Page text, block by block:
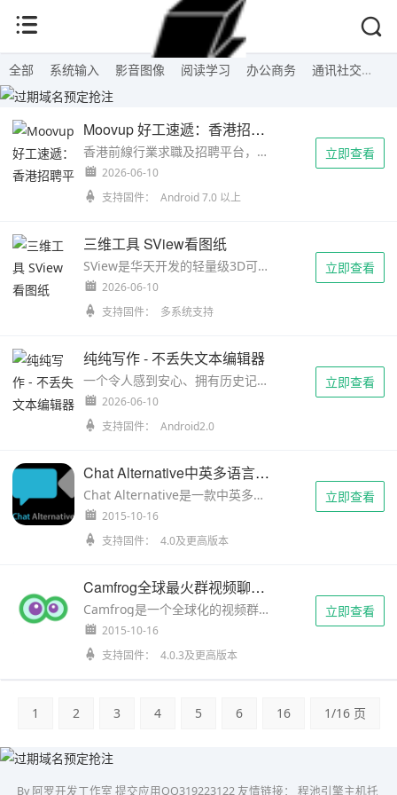
全部 系统输入 影音图像 阅读学习 办公商务 通讯社交
Moovup 好工速遞：香港招聘平台
香港前線行業求職及招聘平台，涵蓋16種行業範圍，集齊全港唔同前線好工， 全職兼職任你揀，幫助大家尋找下個工作可能! 簡單使用指示及步驟，詳盡
2026-06-10
支持固件： Android 7.0 以上
立即查看
三维工具 SView看图纸
SView是华天开发的轻量级3D可视化技术平台，经过十多年的发展，在航天、航空、船舶、汽车、医疗、工艺品等各行业领域均有相关应用，取得了
2026-06-10
支持固件： 多系统支持
立即查看
纯纯写作 - 不丢失文本编辑器
一个令人感到安心、拥有历史记录、支持云同步、云备份、多重防丢失功能，和许多写作辅助的极速编辑器。 写作，让我们连接过去，遥
2026-06-10
支持固件： Android2.0
立即查看
Chat Alternative中英多语言全球随机视频聊天 手机版的chatroulette
Chat Alternative是一款中英多语言全球随机视频聊天，类似chatroulette的手机版通讯工具，它使用简单方便，2秒注册即可
2015-10-16
支持固件： 4.0及更高版本
立即查看
Camfrog全球最火群视频聊天 带你提高英语阅读水平 你懂得
Camfrog是一个全球化的视频群聊平台，它的国际化让全球用户访问速度等方面都做到了行业比较好的水平，它允许用户自己创建兴趣房间，开群组，它
2015-10-16
支持固件： 4.0.3及更高版本
立即查看
1 2 3 4 5 6 16 1/16 页
By 阿罗开发工作室 提交应用QQ319223122 友情链接： 程池引擎主机托